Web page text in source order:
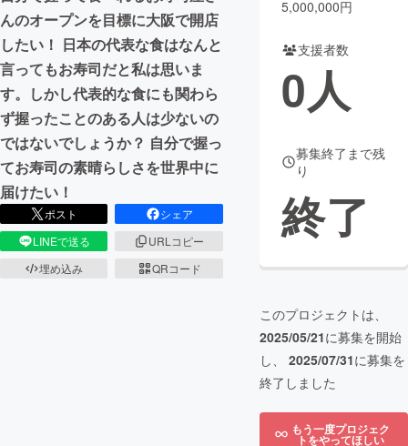
ビジネス・起業 チャレンジ
まちづくり・地域活性化
CAMPFIRE for Social Good
CAMPFIRE Creation
CAMPFIREふるさと納税machi-ya
んのオープンを目標に大阪で開店
したい！ 日本の代表な食はなんと
言ってもお寿司だと私は思いま
す。しかし代表的な食にも関わら
ず握ったことのある人は少ないの
ではないでしょうか？ 自分で握っ
てお寿司の素晴らしさを世界中に
届けたい！
ポスト
シェア
LINEで送る
URLコピー
埋め込み
QRコード
5,000,000円
支援者数
0人
募集終了まで残
り
終了
このプロジェクトは、
2025/05/21に募集を開始
し、 2025/07/31に募集を
終了しました
もう一度プロジェク
トをやってほしい